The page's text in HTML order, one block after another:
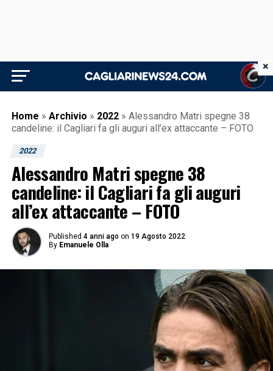
Home » Archivio » 2022 » Alessandro Matri spegne 38
candeline: il Cagliari fa gli auguri all’ex attaccante – FOTO
2022
Alessandro Matri spegne 38
candeline: il Cagliari fa gli auguri
all’ex attaccante – FOTO
Published 4 anni ago on 19 Agosto 2022
By Emanuele Olla
×